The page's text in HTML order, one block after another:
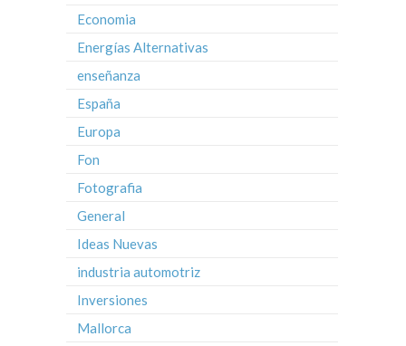
Economia
Energías Alternativas
enseñanza
España
Europa
Fon
Fotografia
General
Ideas Nuevas
industria automotriz
Inversiones
Mallorca